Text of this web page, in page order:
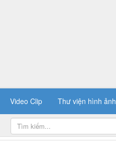
Video Clip Thư viện hình ảnh